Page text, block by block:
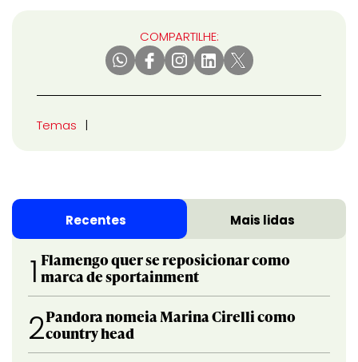
COMPARTILHE:
Temas
Recentes Mais lidas
1 Flamengo quer se reposicionar como
marca de sportainment
2Pandora nomeia Marina Cirelli como
country head